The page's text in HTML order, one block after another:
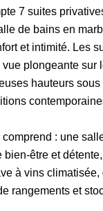
7 suites
de bains en
et intimité. Les
plongeante sur
hauteurs
: une
bien-être et
à vins climatisée,
rangements et